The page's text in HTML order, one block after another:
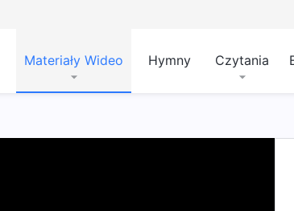
Materiały Wideo Hymny Czytania